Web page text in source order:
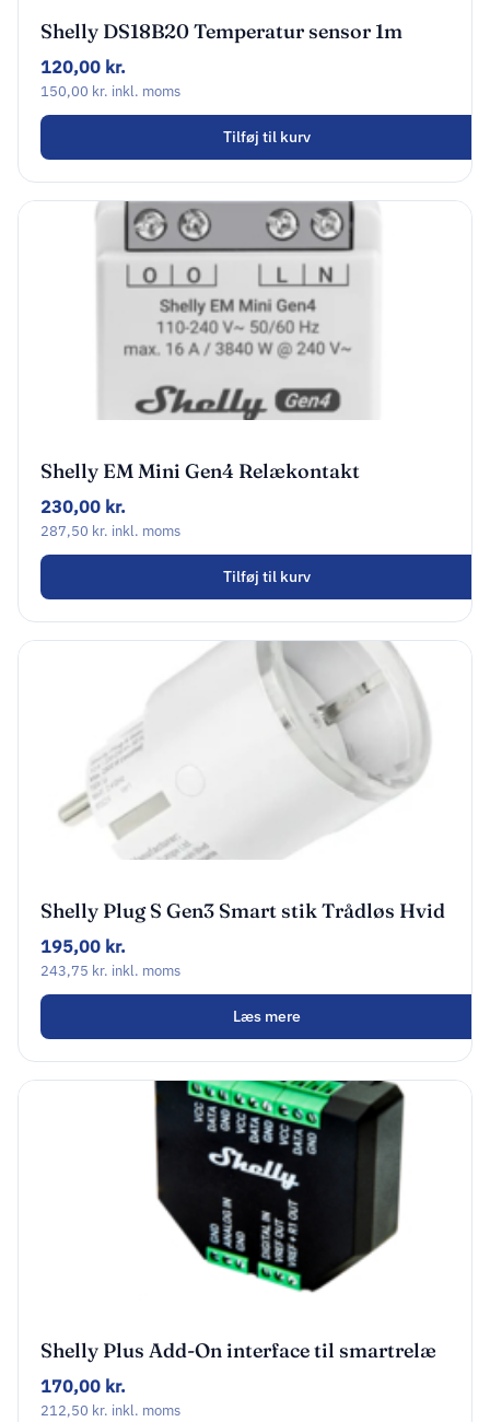
Shelly DS18B20 Temperatur sensor 1m
120,00 kr.
150,00 kr. inkl. moms
Tilføj til kurv
Shelly EM Mini Gen4 Relækontakt
230,00 kr.
287,50 kr. inkl. moms
Tilføj til kurv
Shelly Plug S Gen3 Smart stik Trådløs Hvid
195,00 kr.
243,75 kr. inkl. moms
Læs mere
Shelly Plus Add-On interface til smartrelæ
170,00 kr.
212,50 kr. inkl. moms